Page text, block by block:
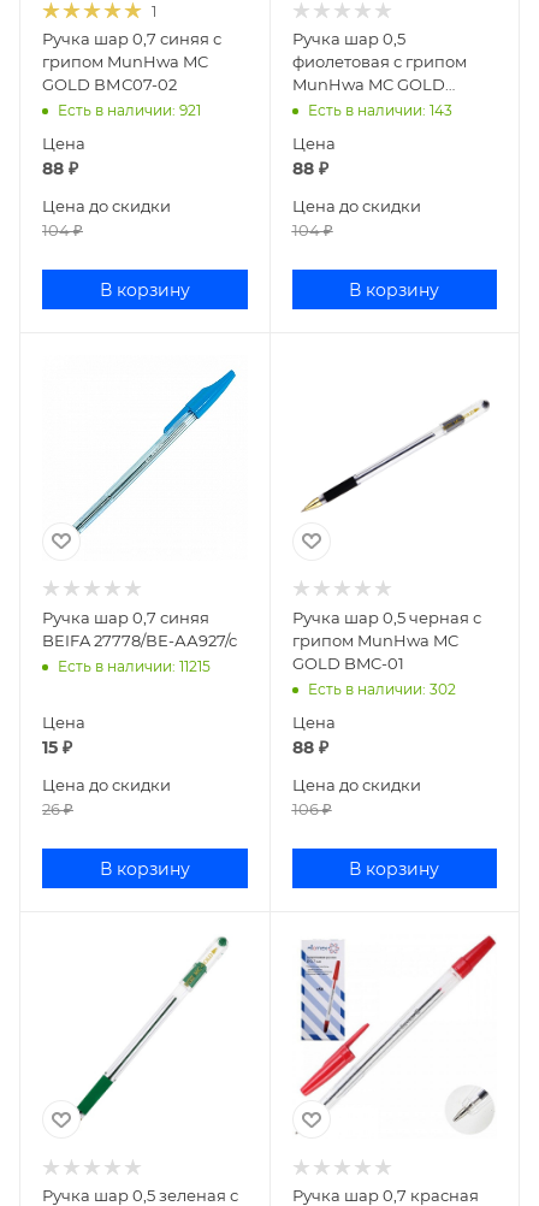
1
Ручка шар 0,7 синяя с
грипом MunHwa MC
GOLD ВМС07-02
Есть в наличии: 921
Цена
88 ₽
Цена до скидки
104₽
В корзину
Ручка шар 0,5
фиолетовая с грипом
MunHwa MC GOLD
ВМС-09
Есть в наличии: 143
Цена
88₽
Цена до скидки
104₽
В корзину
Ручка шар 0,7 синяя
BEIFA 27778/ВЕ-АА927/с
Есть в наличии: 11215
Цена
15 ₽
Цена до скидки
26₽
В корзину
Ручка шар 0,5 черная с
грипом MunHwa MC
GOLD BMC-01
Есть в наличии: 302
Цена
88₽
Цена до скидки
106₽
В корзину
Ручка шар 0,5 зеленая с
Ручка шар 0,7 красная